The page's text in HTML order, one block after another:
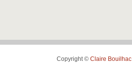
Copyright © Claire Bouilhac